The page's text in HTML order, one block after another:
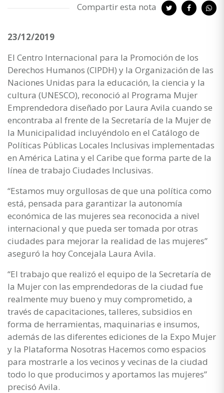
Compartir esta nota
23/12/2019
El Centro Internacional para la Promoción de los
Derechos Humanos (CIPDH) y la Organización de las
Naciones Unidas para la educación, la ciencia y la
cultura (UNESCO), reconoció al Programa Mujer
Emprendedora diseñado por Laura Avila cuando se
encontraba al frente de la Secretaría de la Mujer de
la Municipalidad incluyéndolo en el Catálogo de
Políticas Públicas Locales Inclusivas implementadas
en América Latina y el Caribe que forma parte de la
línea de trabajo Ciudades Inclusivas.
“Estamos muy orgullosas de que una política como
está, pensada para garantizar la autonomía
económica de las mujeres sea reconocida a nivel
internacional y que pueda ser tomada por otras
ciudades para mejorar la realidad de las mujeres”
aseguró la hoy Concejala Laura Avila.
“El trabajo que realizó el equipo de la Secretaría de
la Mujer con las emprendedoras de la ciudad fue
realmente muy bueno y muy comprometido, a
través de capacitaciones, talleres, subsidios en
forma de herramientas, maquinarias e insumos,
además de las diferentes ediciones de la Expo Mujer
y la Plataforma Nosotras Hacemos como espacios
para mostrarle a los vecinos y vecinas de la ciudad
todo lo que producimos y aportamos las mujeres”
precisó Avila.